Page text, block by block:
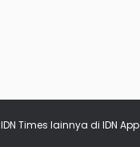
IDN Times lainnya di IDN App